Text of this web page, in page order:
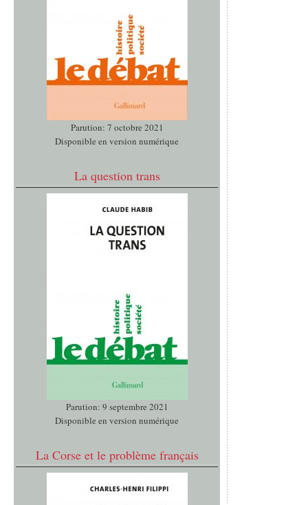
Parution: 7 octobre 2021
Disponible en version numérique
La question trans
Parution: 9 septembre 2021
Disponible en version numérique
La Corse et le problème français